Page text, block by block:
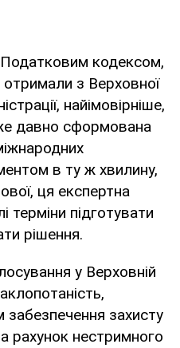
кодексом,
з Верховної
найімовірніше,
давно сформована
в ту ж хвилину,
ця експертна
терміни підготувати
рішення.
у Верховній
захисту
рахунок нестримного